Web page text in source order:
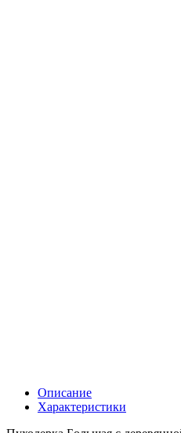
Описание
Характеристики